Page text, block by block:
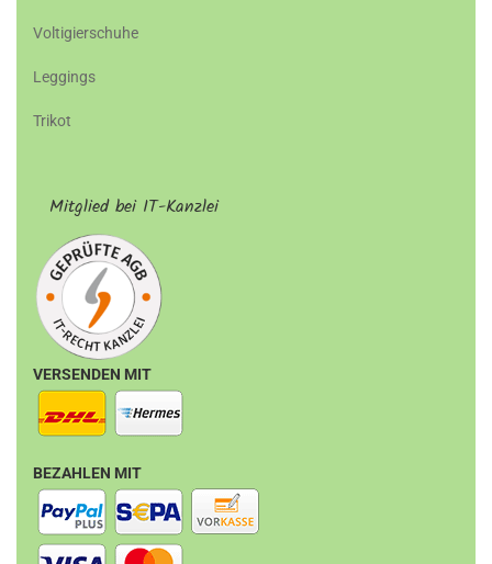
Voltigierschuhe
Leggings
Trikot
Mitglied bei IT-Kanzlei
VERSENDEN MIT
BEZAHLEN MIT